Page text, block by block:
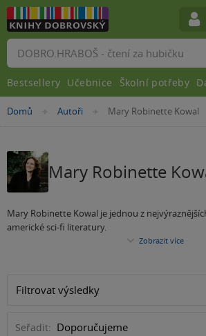
Nacházíte
Domů »Autoři »
Mary Robinette Kowal
Mary Robinette
Mary Robinette Kowal je jednou z
americké sci-fi literatury.
Zobrazit více
Filtrovat výsledky
Seřadit:
Vyhledávání
Bestsellery Učebnice Školní potřeby